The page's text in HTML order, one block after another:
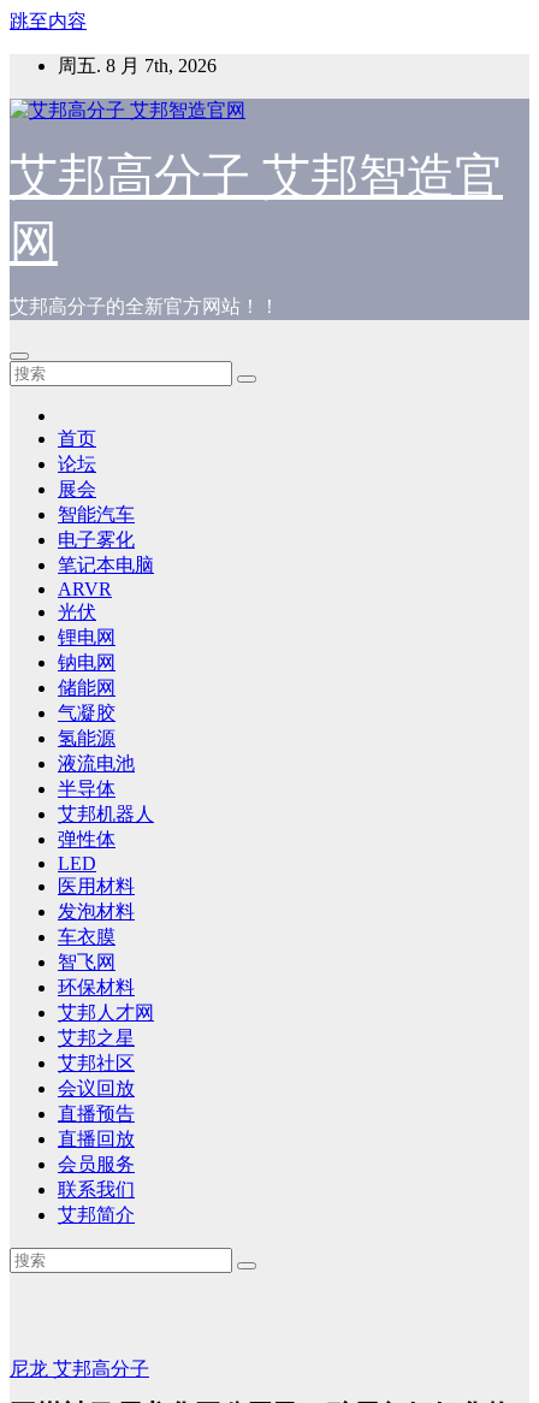
跳至内容
周五. 8 月 7th, 2026
艾邦高分子 艾邦智造官
网
艾邦高分子的全新官方网站！！
首页
论坛
展会
智能汽车
电子雾化
笔记本电脑
ARVR
光伏
锂电网
钠电网
储能网
气凝胶
氢能源
液流电池
半导体
艾邦机器人
弹性体
LED
医用材料
发泡材料
车衣膜
智飞网
环保材料
艾邦人才网
艾邦之星
艾邦社区
会议回放
直播预告
直播回放
会员服务
联系我们
艾邦简介
尼龙 艾邦高分子